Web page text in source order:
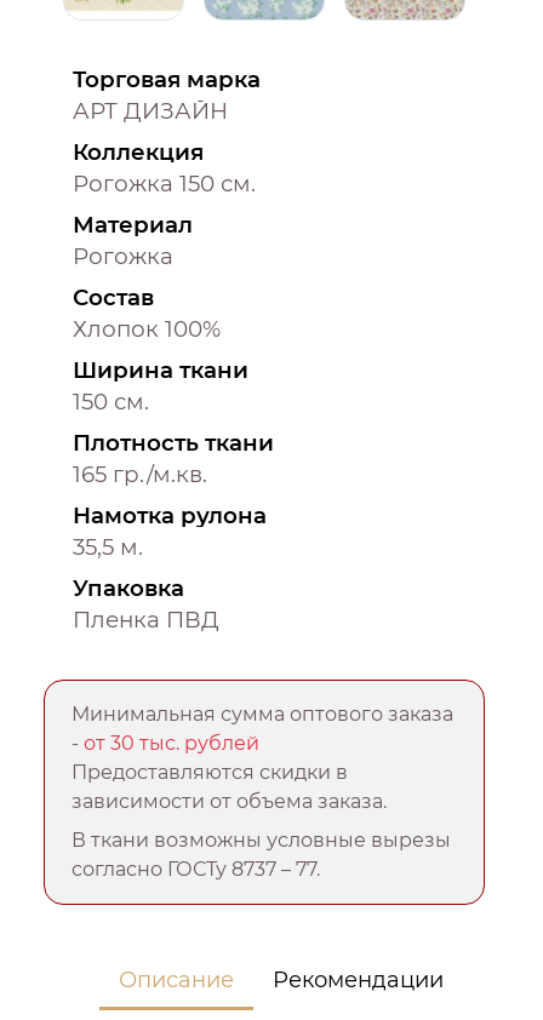
Торговая марка
АРТ ДИЗАЙН
Коллекция
Рогожка 150 см.
Материал
Рогожка
Состав
Хлопок 100%
Ширина ткани
150 см.
Плотность ткани
165 гр./м.кв.
Намотка рулона
35,5 м.
Упаковка
Пленка ПВД
Минимальная сумма оптового заказа
-от 30 тыс. рублей
Предоставляются скидки в
зависимости от объема заказа.
В ткани возможны условные вырезы
согласно ГОСТу 8737 – 77.
Описание Рекомендации